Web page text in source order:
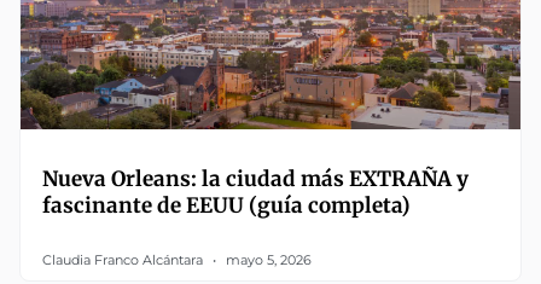
Nueva Orleans: la ciudad más EXTRAÑA y
fascinante de EEUU (guía completa)
Claudia Franco Alcántara mayo 5, 2026